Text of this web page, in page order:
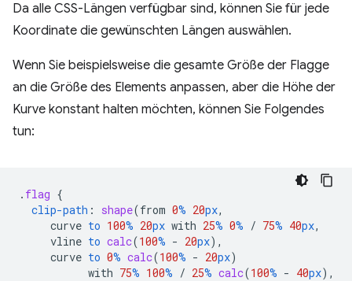
Da alle CSS-Längen verfügbar sind, können Sie für jede
Koordinate die gewünschten Längen auswählen.
Wenn Sie beispielsweise die gesamte Größe der Flagge
an die Größe des Elements anpassen, aber die Höhe der
Kurve konstant halten möchten, können Sie Folgendes
tun:
. flag {
clip-path : shape(from 0% 20px,
curve to 100% 20px with 25% 0% / 75% 40px,
vline to calc(100% - 20px),
curve to 0% calc(100% - 20px)
with 75% 100% / 25% calc(100% - 40px),